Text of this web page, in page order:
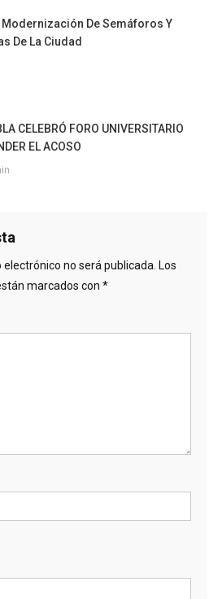
De Semáforos Y
De La Ciudad
CELEBRÓ FORO UNIVERSITARIO
EL ACOSO
no será publicada. Los
marcados con *